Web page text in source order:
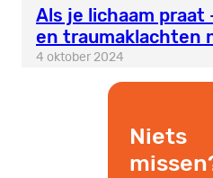
Als je lichaam praat
en traumaklachten
4 oktober 2024
Niets